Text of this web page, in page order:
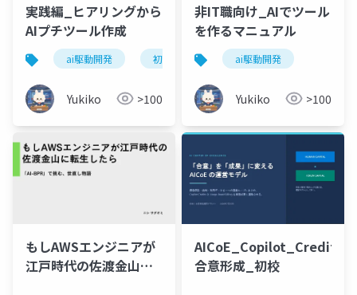
実践編_ヒアリングから
AIプチツール作成
ai駆動開発 初心者
Yukiko >100
非IT職向け_AIでツール
を作るマニュアル
ai駆動開発
Yukiko >100
もしAWSエンジニアが
江戸時代の佐渡金山に
合意形成_初校